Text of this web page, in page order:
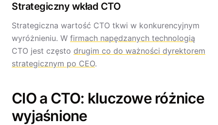
Strategiczny wkład CTO
Strategiczna wartość CTO tkwi w konkurencyjnym
wyróżnieniu. W firmach napędzanych technologią
CTO jest często drugim co do ważności dyrektorem
strategicznym po CEO.
CIO a CTO: kluczowe różnice
wyjaśnione